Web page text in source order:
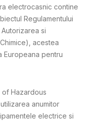
electrocasnic contine
Regulamentului
Autorizarea si
acestea
Europeana pentru
of Hazardous
anumitor
electrice si